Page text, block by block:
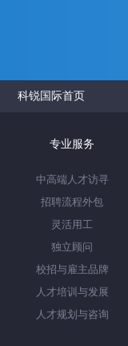
科锐国际首页
专业服务
中高端人才访寻
招聘流程外包
灵活用工
独立顾问
校招与雇主品牌
人才培训与发展
人才规划与咨询